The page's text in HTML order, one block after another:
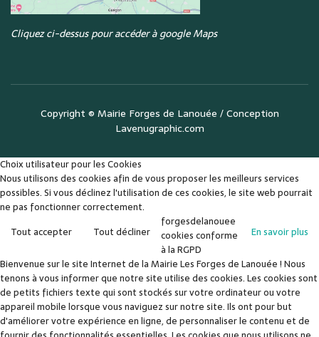
Cliquez ci-dessus pour accéder à google Maps
Copyright © Mairie Forges de Lanouée / Conception
Lavenugraphic.com
Choix utilisateur pour les Cookies
Nous utilisons des cookies afin de vous proposer les meilleurs services
possibles. Si vous déclinez l'utilisation de ces cookies, le site web pourrait
ne pas fonctionner correctement.
Tout accepter
Tout décliner En savoir plus
forgesdelanouee
cookies conforme
à la RGPD
Bienvenue sur le site Internet de la Mairie Les Forges de Lanouée ! Nous
tenons à vous informer que notre site utilise des cookies. Les cookies sont
de petits fichiers texte qui sont stockés sur votre ordinateur ou votre
appareil mobile lorsque vous naviguez sur notre site. Ils ont pour but
d'améliorer votre expérience en ligne, de personnaliser le contenu et de